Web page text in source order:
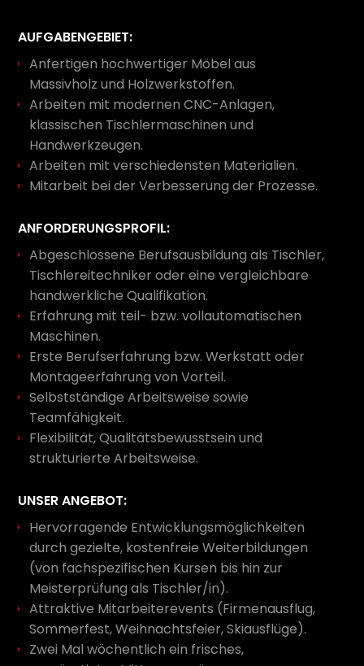
AUFGABENGEBIET:
Anfertigen hochwertiger Möbel aus
Massivholz und Holzwerkstoffen.
Arbeiten mit modernen CNC-Anlagen,
klassischen Tischlermaschinen und
Handwerkzeugen.
Arbeiten mit verschiedensten Materialien.
Mitarbeit bei der Verbesserung der Prozesse.
ANFORDERUNGSPROFIL:
Abgeschlossene Berufsausbildung als Tischler,
Tischlereitechniker oder eine vergleichbare
handwerkliche Qualifikation.
Erfahrung mit teil- bzw. vollautomatischen
Maschinen.
Erste Berufserfahrung bzw. Werkstatt oder
Montageerfahrung von Vorteil.
Selbstständige Arbeitsweise sowie
Teamfähigkeit.
Flexibilität, Qualitätsbewusstsein und
strukturierte Arbeitsweise.
UNSER ANGEBOT:
Hervorragende Entwicklungsmöglichkeiten
durch gezielte, kostenfreie Weiterbildungen
(von fachspezifischen Kursen bis hin zur
Meisterprüfung als Tischler/in).
Attraktive Mitarbeiterevents (Firmenausflug,
Sommerfest, Weihnachtsfeier, Skiausflüge).
Zwei Mal wöchentlich ein frisches,